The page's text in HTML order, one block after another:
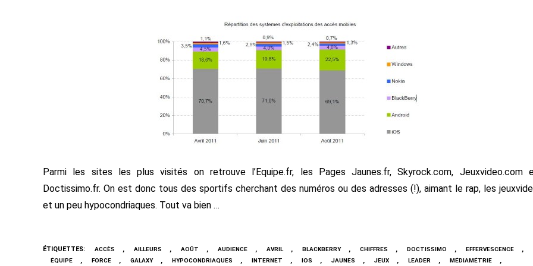
Parmi les sites les plus visités on retrouve l’Equipe.fr, les Pages Jaunes.fr, Skyrock.com, Jeuxvideo.com
Doctissimo.fr. On est donc tous des sportifs cherchant des numéros ou des adresses (!), aimant le rap, les
et un peu hypocondriaques. Tout va bien …
ÉTIQUETTES: ACCÈS , AILLEURS , AOÛT , AUDIENCE , AVRIL , BLACKBERRY , CHIFFRES , DOCTISSIMO , EFFERVESCENCE ,
ÉQUIPE , FORCE , GALAXY , HYPOCONDRIAQUES , INTERNET , IOS , JAUNES , JEUX , LEADER , MÉDIAMÉTRIE ,